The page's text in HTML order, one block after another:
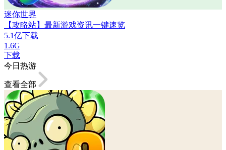
迷你世界
【攻略站】最新游戏资讯一键速览
5.1亿下载
1.6G
下载
今日热游
查看全部